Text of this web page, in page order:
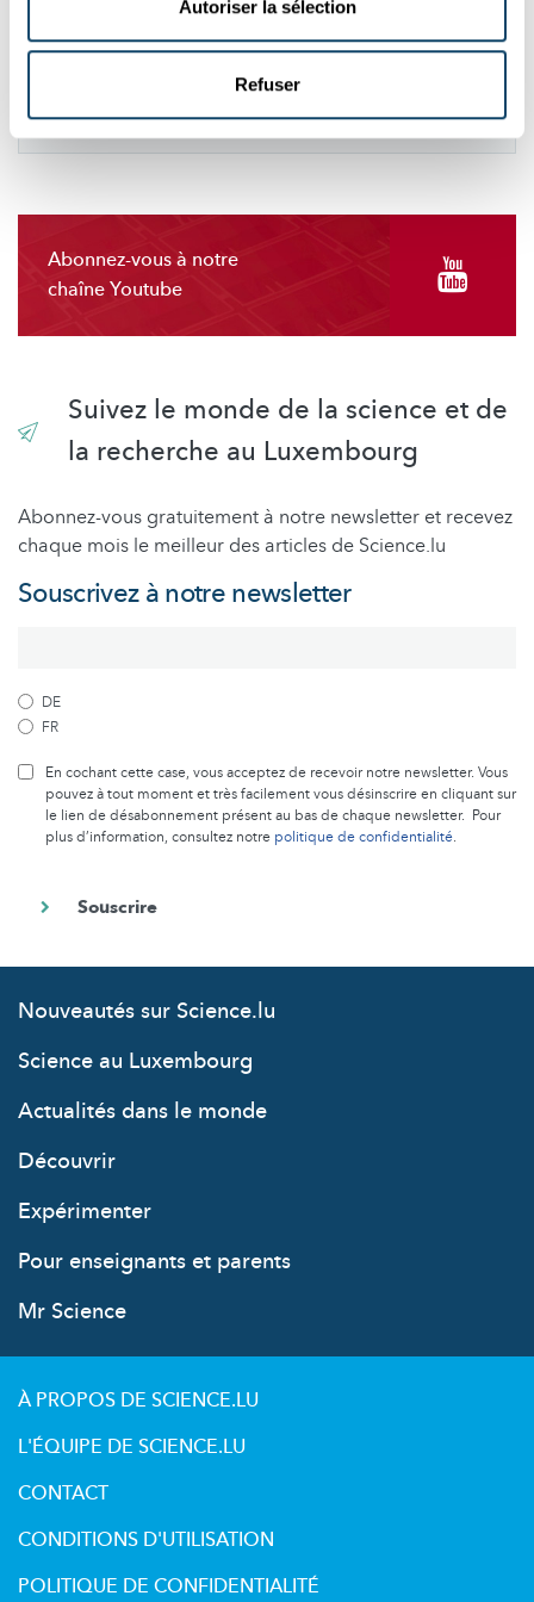
Autoriser la sélection
Refuser
préférences.
CHANGER MES PRÉFÉRENCES
Abonnez-vous à notre
chaîne Youtube
Suivez le monde de la science et de
la recherche au Luxembourg
Abonnez-vous gratuitement à notre newsletter et recevez
chaque mois le meilleur des articles de Science.lu
Souscrivez à notre newsletter
DE
FR
En cochant cette case, vous acceptez de recevoir notre newsletter. Vous
pouvez à tout moment et très facilement vous désinscrire en cliquant sur
le lien de désabonnement présent au bas de chaque newsletter. Pour
plus d’information, consultez notre politique de confidentialité.
Nouveautés sur Science.lu
Science au Luxembourg
Actualités dans le monde
Découvrir
Expérimenter
Pour enseignants et parents
Mr Science
À PROPOS DE SCIENCE.LU
L'ÉQUIPE DE SCIENCE.LU
CONTACT
CONDITIONS D'UTILISATION
POLITIQUE DE CONFIDENTIALITÉ